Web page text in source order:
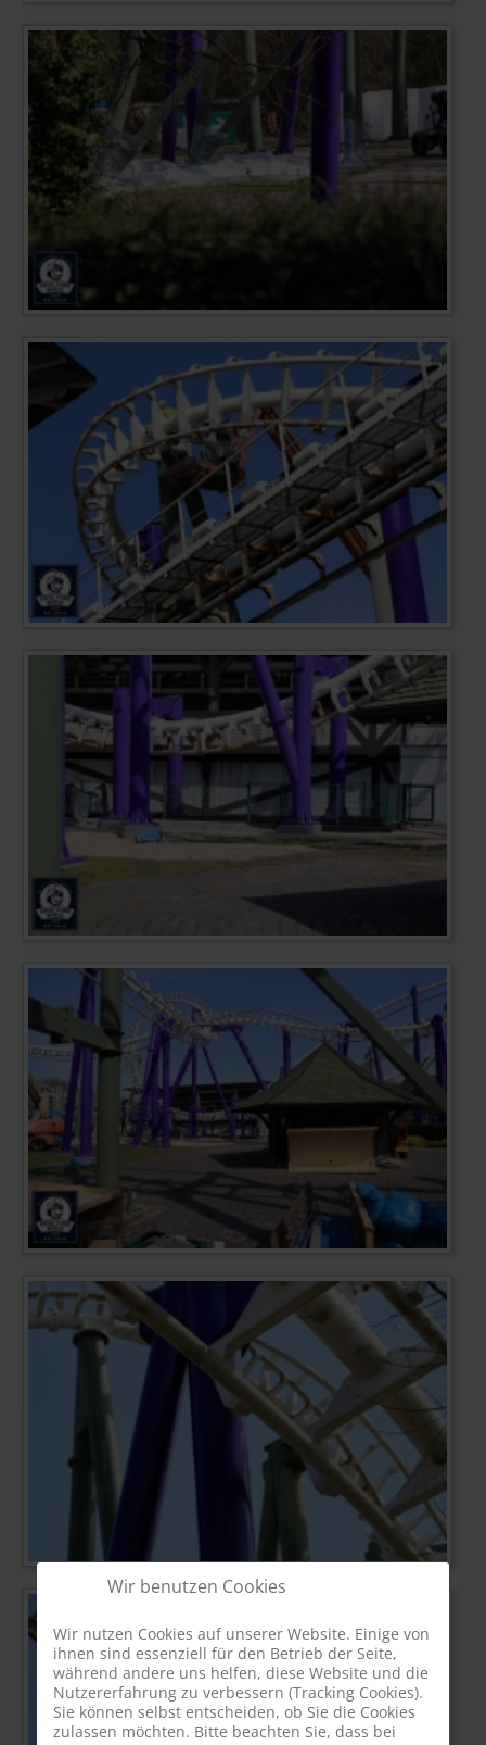
Wir benutzen Cookies
Wir nutzen Cookies auf unserer Website. Einige von
ihnen sind essenziell für den Betrieb der Seite,
während andere uns helfen, diese Website und die
Nutzererfahrung zu verbessern (Tracking Cookies).
Sie können selbst entscheiden, ob Sie die Cookies
zulassen möchten. Bitte beachten Sie, dass bei